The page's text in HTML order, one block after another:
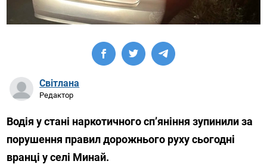
Світлана
Редактор
Водія у стані наркотичного спʼяніння зупинили за
порушення правил дорожнього руху сьогодні
вранці у селі Минай.